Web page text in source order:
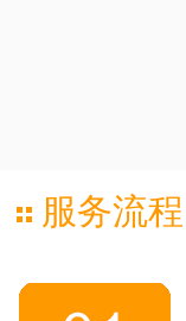
服务流程